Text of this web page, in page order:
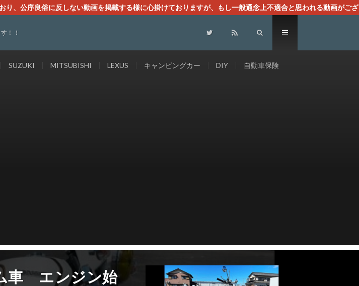
、公序良俗に反しない動画を掲載する様に心掛けておりますが、もし一般通念上不適合と思われる動画がござ
！！
SUZUKI MITSUBISHI LEXUS キャンピングカー DIY 自動車保険
車 エンジン始